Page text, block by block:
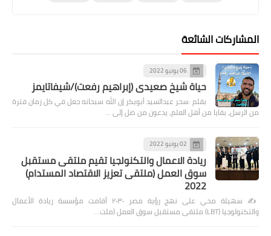
المشاركات الشائعة
06 يونيو 2022
حياة شيخ صعيدى (إبراهيم رفعت)/شيفاتايمز
بقلم :سحر عبدالسيد أبوبكر إن الله سبحانه جعل في كل زمان فترة
من الرسل، بقايا من أهل العلم، يدعون من ضل إلى …
02 يونيو 2022
ريادة الاعمال والتكنولجيا تقيم ملتقى مستقبل
سوق العمل (ملتقى تعزيز الاقتصاد المستدام)
2022
✍️ سهيلة محي على نهج رؤية مصر ٢٠٣٠ أقامت مؤسسة ريادة الأعمال
والتكنولوجيا (LBT) ملتقى مستقبل سوق العمل (ملت…